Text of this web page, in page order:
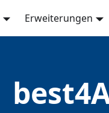
Erweiterungen